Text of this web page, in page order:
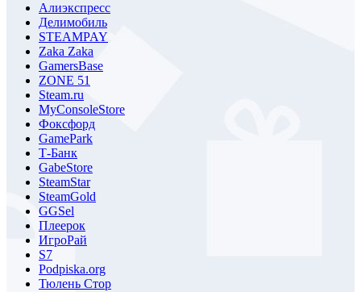
Алиэкспресс
Делимобиль
STEAMPAY
Zaka Zaka
GamersBase
ZONE 51
Steam.ru
MyConsoleStore
Фоксфорд
GamePark
Т-Банк
GabeStore
SteamStar
SteamGold
GGSel
Плеерок
ИгроРай
S7
Podpiska.org
Тюлень Стор